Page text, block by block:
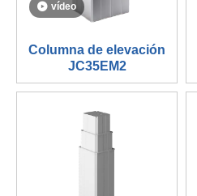
vídeo
Columna de elevación
JC35EM2